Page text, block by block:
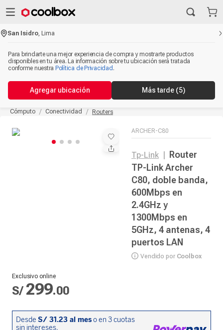
San Isidro ,Lima
Para brindarte una mejor experiencia de compra y mostrarte productos
disponibles en tu área. La información sobre tu ubicación será tratada
conforme nuestra Política de Privacidad .
Agregar ubicación Más tarde (5)
Cómputo Conectividad Routers
ARCHER-C80
Tp-Link
Router
TP-Link Archer
C80, doble banda,
600Mbps en
2.4GHz y
1300Mbps en
5GHz, 4 antenas, 4
puertos LAN
Vendido por Coolbox
Exclusivo online
S/ 299.00